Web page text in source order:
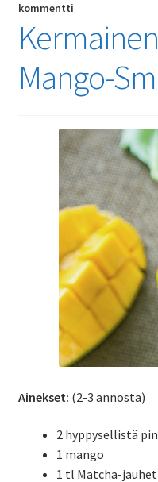
kommentti
Mango-
Ainekset: (2-3 annosta)
2 hyppysellistä
1 mango
1 tl Matcha-